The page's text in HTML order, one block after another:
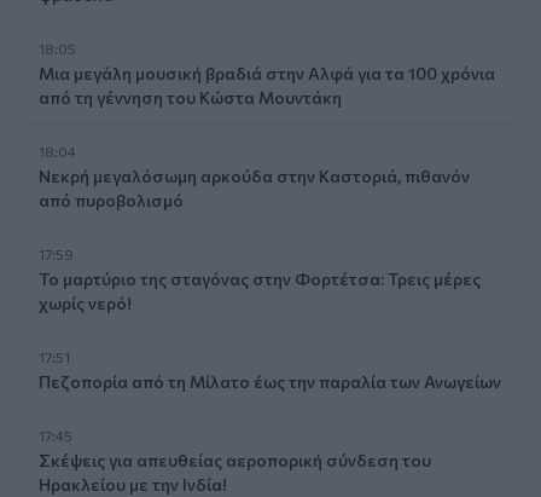
18:05
Μια μεγάλη μουσική βραδιά στην Αλφά για τα 100 χρόνια
από τη γέννηση του Κώστα Μουντάκη
18:04
Νεκρή μεγαλόσωμη αρκούδα στην Καστοριά, πιθανόν
από πυροβολισμό
17:59
Το μαρτύριο της σταγόνας στην Φορτέτσα: Τρεις μέρες
χωρίς νερό!
17:51
Πεζοπορία από τη Μίλατο έως την παραλία των Ανωγείων
17:45
Σκέψεις για απευθείας αεροπορική σύνδεση του
Ηρακλείου με την Ινδία!